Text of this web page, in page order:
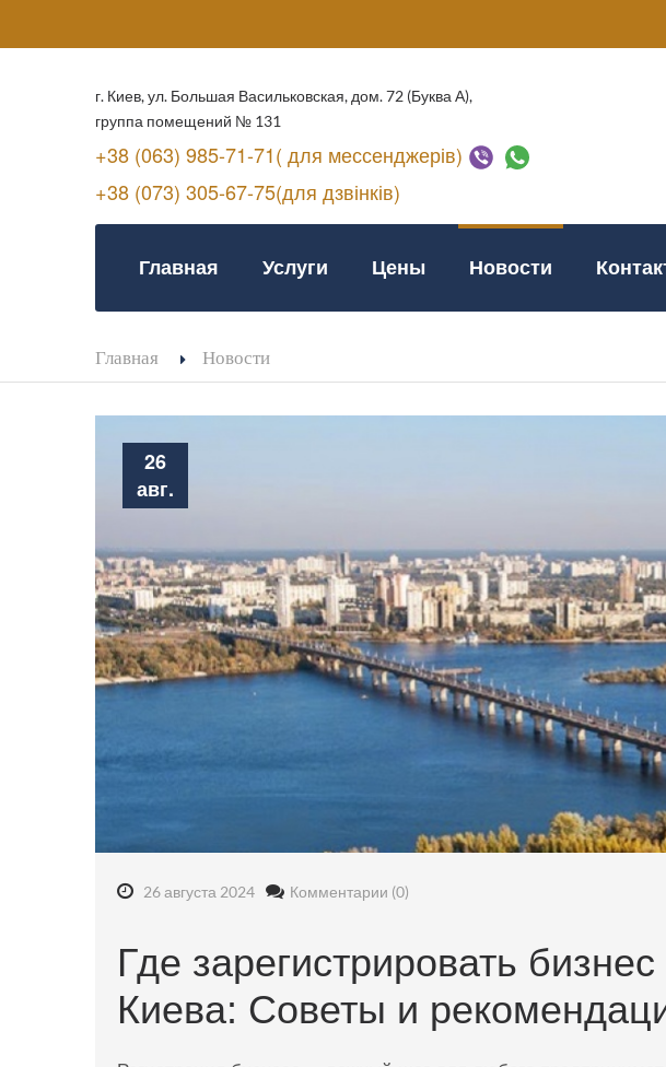
г. Киев, ул. Большая Васильковская, дом. 72 (Буква А),
группа помещений № 131
+38 (063) 985-71-71( для мессенджерів)
+38 (073) 305-67-75(для дзвінків)
Главная Услуги Цены Новости
Главная Новости
26
авг.
26 августа 2024 Комментарии (0)
Где зарегистрировать
Киева: Советы и